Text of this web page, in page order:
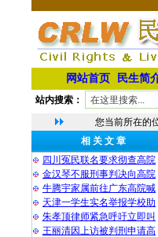
网站首页 民生简
站内搜索：
您当前所在的
相 关 文 章
四川冤民联名要求彻查高院
金汉琴不服刑事判决向高院
牛腾宇家属前往广东高院喊
天津一学生实名举报学校助
朱孝顶律师紧急呼吁立即叫
王丽清因上访被判刑申请高